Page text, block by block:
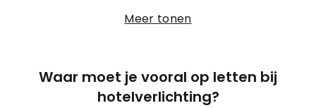
Meer tonen
Waar moet je vooral op letten bij
hotelverlichting?